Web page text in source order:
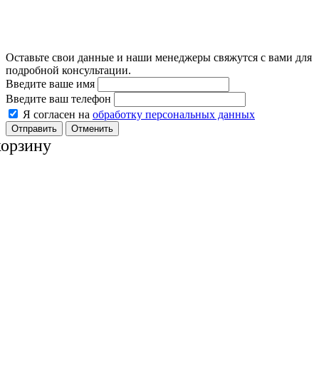
Оставьте свои данные и наши менеджеры свяжутся с вами для
подробной консультации.
Введите ваше имя
Введите ваш телефон
Я согласен на обработку персональных данных
Отменить